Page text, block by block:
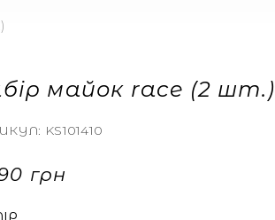
майок race (2 шт.)
KS101410
грн